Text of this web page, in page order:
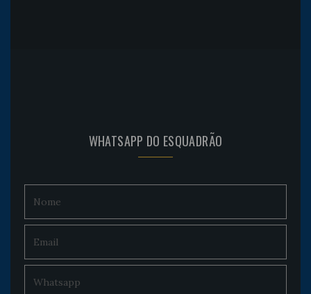
WHATSAPP DO ESQUADRÃO